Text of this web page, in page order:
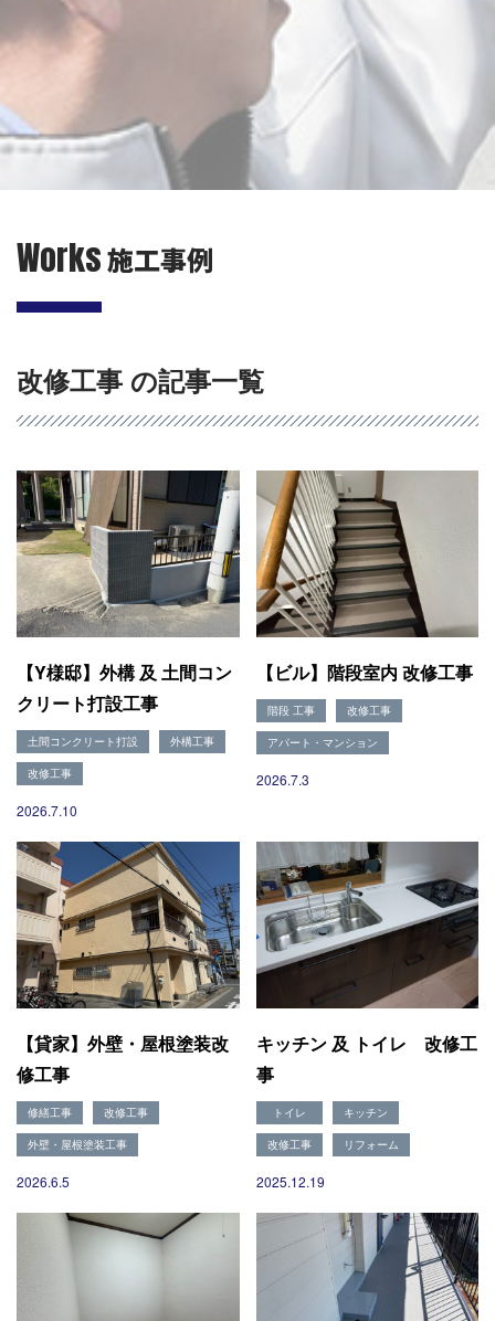
施工事例
現場ブログ
リフォームの流れ
リフォームQ&A
お問い合わせ
082-291-9400
営業時間10：00～18：00（日祝除く）
お見積もりは無料です
Works施工事例
改修工事 の記事一覧
【Y様邸】外構 及 土間コン
クリート打設工事
土間コンクリート打設 外構工事
改修工事
2026.7.10
【ビル】階段室内 改修工事
階段 工事 改修工事
アパート・マンション
2026.7.3
【貸家】外壁・屋根塗装改
修工事
修繕工事 改修工事
外壁・屋根塗装工事
2026.6.5
キッチン 及 トイレ 改修工
事
トイレ キッチン
改修工事 リフォーム
2025.12.19